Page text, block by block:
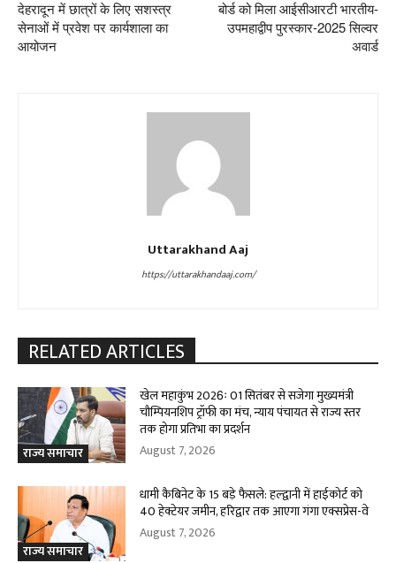
देहरादून में छात्रों के लिए सशस्त्र
सेनाओं में प्रवेश पर कार्यशाला का
आयोजन
बोर्ड को मिला आईसीआरटी भारतीय-
उपमहाद्वीप पुरस्कार-2025 सिल्वर
अवार्ड
Uttarakhand Aaj
https://uttarakhandaaj.com/
RELATED ARTICLES
राज्य समाचार
खेल महाकुंभ 2026ः 01 सितंबर से सजेगा मुख्यमंत्री
चौम्पियनशिप ट्रॉफी का मंच, न्याय पंचायत से राज्य स्तर
तक होगा प्रतिभा का प्रदर्शन
August 7, 2026
राज्य समाचार
धामी कैबिनेट के 15 बड़े फैसले: हल्द्वानी में हाईकोर्ट को
40 हेक्टेयर जमीन, हरिद्वार तक आएगा गंगा एक्सप्रेस-वे
August 7, 2026